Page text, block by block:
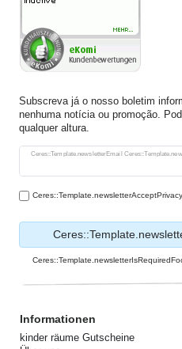
Subscreva já o nosso boletim
nenhuma notícia ou promoção.
qualquer altura.
Ceres::Template.newsletterEmail
Informationen
kinder räume Gutscheine